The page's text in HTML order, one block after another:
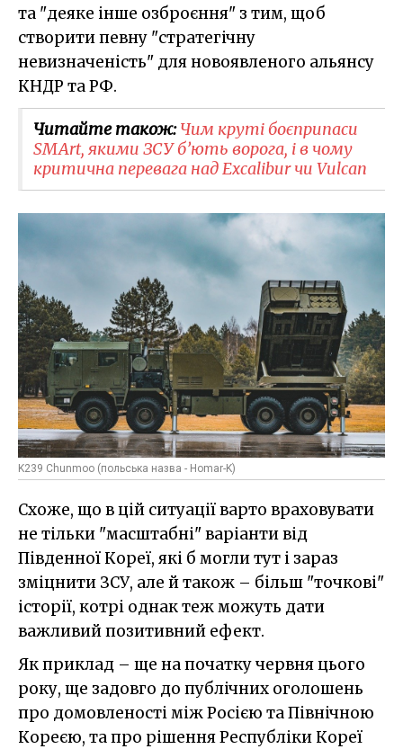
та "деяке інше озброєння" з тим, щоб
створити певну "стратегічну
невизначеність" для новоявленого альянсу
КНДР та РФ.
Читайте також:Чим круті боєприпаси
SMArt, якими ЗСУ б’ють ворога, і в чому
критична перевага над Excalibur чи Vulcan
K239 Chunmoo (польська назва - Homar-K)
Схоже, що в цій ситуації варто враховувати
не тільки "масштабні" варіанти від
Південної Кореї, які б могли тут і зараз
зміцнити ЗСУ, але й також – більш "точкові"
історії, котрі однак теж можуть дати
важливий позитивний ефект.
Як приклад – ще на початку червня цього
року, ще задовго до публічних оголошень
про домовленості між Росією та Північною
Кореєю, та про рішення Республіки Кореї